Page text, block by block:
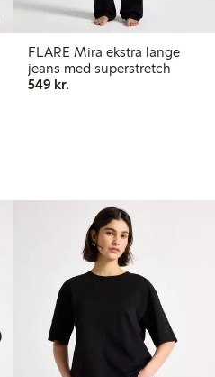
FLARE Mira ekstra lange
jeans med superstretch
549 kr.